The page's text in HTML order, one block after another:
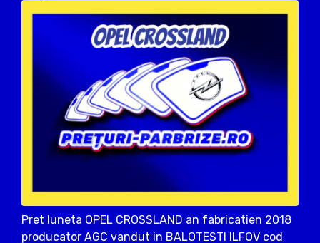
Pret luneta OPEL CROSSLAND an fabricatien 2018
producator AGC vandut in BALOTESTI ILFOV cod